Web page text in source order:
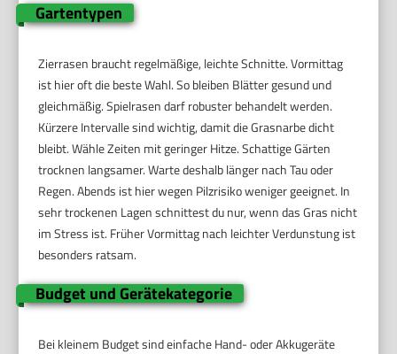
Gartentypen
Zierrasen braucht regelmäßige, leichte Schnitte. Vormittag
ist hier oft die beste Wahl. So bleiben Blätter gesund und
gleichmäßig. Spielrasen darf robuster behandelt werden.
Kürzere Intervalle sind wichtig, damit die Grasnarbe dicht
bleibt. Wähle Zeiten mit geringer Hitze. Schattige Gärten
trocknen langsamer. Warte deshalb länger nach Tau oder
Regen. Abends ist hier wegen Pilzrisiko weniger geeignet. In
sehr trockenen Lagen schnittest du nur, wenn das Gras nicht
im Stress ist. Früher Vormittag nach leichter Verdunstung ist
besonders ratsam.
Budget und Gerätekategorie
Bei kleinem Budget sind einfache Hand- oder Akkugeräte